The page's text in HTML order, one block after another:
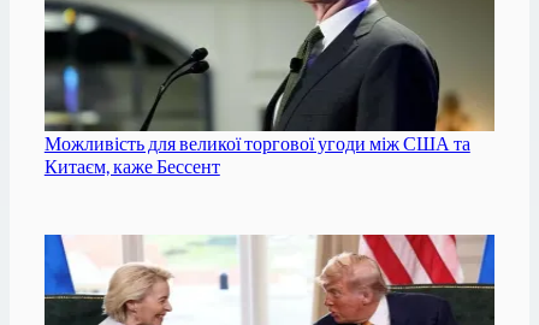
Можливість для великої торгової угоди між США та
Китаєм, каже Бессент